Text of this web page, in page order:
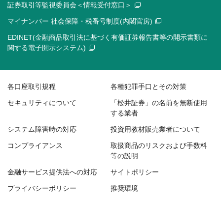
証券取引等監視委員会＜情報受付窓口＞
マイナンバー 社会保障・税番号制度(内閣官房)
EDINET(金融商品取引法に基づく有価証券報告書等の開示書類に
関する電子開示システム)
各口座取引規程 各種犯罪手口とその対策
セキュリティについて
「松井証券」の名前を無断使用
する業者
システム障害時の対応 投資用教材販売業者について
コンプライアンス
取扱商品のリスクおよび手数料
等の説明
金融サービス提供法への対応 サイトポリシー
プライバシーポリシー 推奨環境